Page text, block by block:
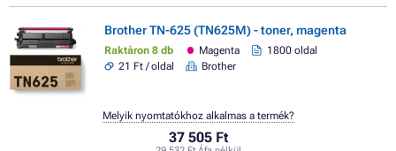
Brother TN-625 (TN625M) - toner, magenta
Raktáron 8 db Magenta
1800 oldal
21 Ft / oldal
Brother
37 505 Ft
Melyik nyomtatókhoz alkalmas a termék?